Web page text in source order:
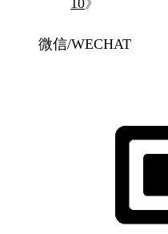
10》
微信/WECHAT